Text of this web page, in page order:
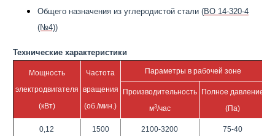
Общего назначения из углеродистой стали (ВО 14-320-4
(№4))
Технические характеристики
Мощность
электродвигателя
(кВт)
Частота
вращения
(об./мин.)
Параметры в рабочей зоне
Производительность
м3/час
Полное давление
(Па)
0,12 1500 2100-3200 75-40